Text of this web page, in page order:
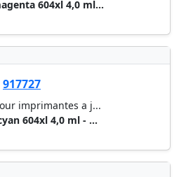
917742
imprimantes a j...
t3461 (350 p.) ...
917743
t3462 (300 p.) ...